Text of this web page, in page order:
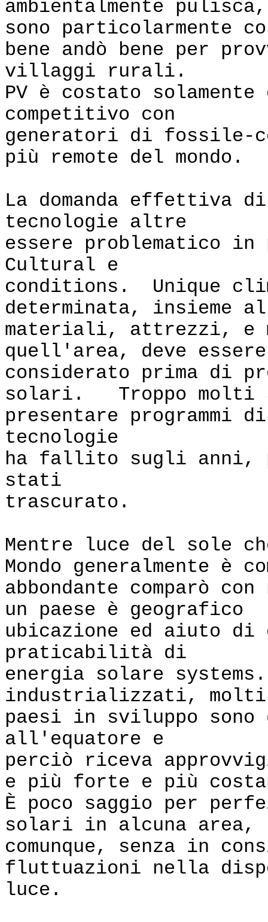
ambientalmente
sono particolarmente
bene andò bene per
villaggi rurali.
PV è costato solamente
competitivo con
generatori di fossile-
più remote del mondo.
La domanda effettiva
tecnologie altre
essere problematico
Cultural e
conditions. Unique
determinata, insieme al
materiali, attrezzi, e
quell'area, deve essere
considerato prima di
solari. Troppo molti
presentare programmi
tecnologie
ha fallito sugli anni,
stati
trascurato.
Mentre luce del sole
Mondo generalmente è
abbondante comparò
un paese è geografico
ubicazione ed aiuto di
praticabilità di
energia solare
industrializzati, molti
paesi in sviluppo
all'equatore e
perciò riceva
e più forte e più
È poco saggio per
solari in alcuna area,
comunque, senza in
fluttuazioni nella
luce.